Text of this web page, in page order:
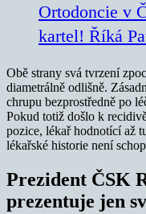
Ortodoncie v
kartel! Říká
Obě strany svá tvrzení
diametrálně odlišně.
chrupu bezprostředně po
Pokud totiž došlo k
pozice, lékař hodnotící až
lékařské historie není
Prezident ČSK
prezentuje jen